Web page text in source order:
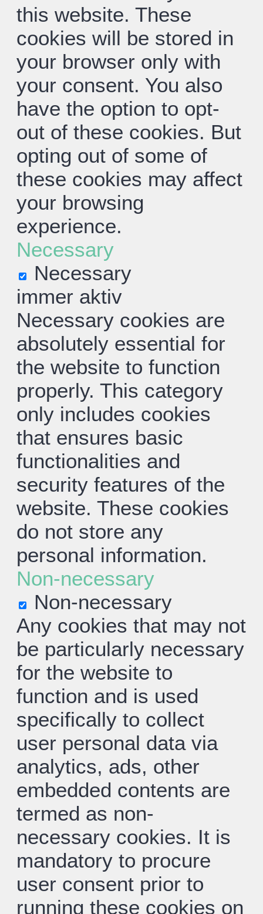
this website. These
cookies will be stored in
your browser only with
your consent. You also
have the option to opt-
out of these cookies. But
opting out of some of
these cookies may affect
your browsing
experience.
Necessary
Necessary
immer aktiv
Necessary cookies are
absolutely essential for
the website to function
properly. This category
only includes cookies
that ensures basic
functionalities and
security features of the
website. These cookies
do not store any
personal information.
Non-necessary
Non-necessary
Any cookies that may not
be particularly necessary
for the website to
function and is used
specifically to collect
user personal data via
analytics, ads, other
embedded contents are
termed as non-
necessary cookies. It is
mandatory to procure
user consent prior to
running these cookies on